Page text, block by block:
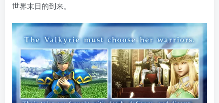
世界末日的到来。